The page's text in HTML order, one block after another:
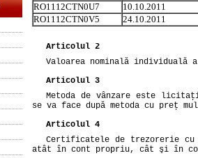
RO1112CTN0U7
10.10.2011
RO1112CTN0V5
24.10.2011
Articolul 2
Valoarea nominală
Articolul 3
Metoda de vânzare este
se va face după metoda cu preţ
Articolul 4
Certificatele de trezorerie cu
atât în cont propriu, cât şi în